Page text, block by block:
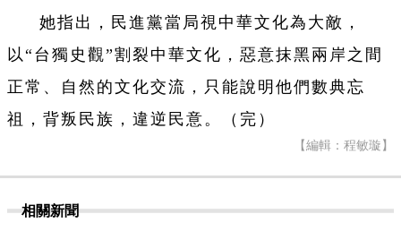
她指出，民進黨當局視中華文化為大敵，
以“台獨史觀”割裂中華文化，惡意抹黑兩岸之間
正常、自然的文化交流，只能說明他們數典忘
祖，背叛民族，違逆民意。（完）
【編輯：程敏璇】
相關新聞